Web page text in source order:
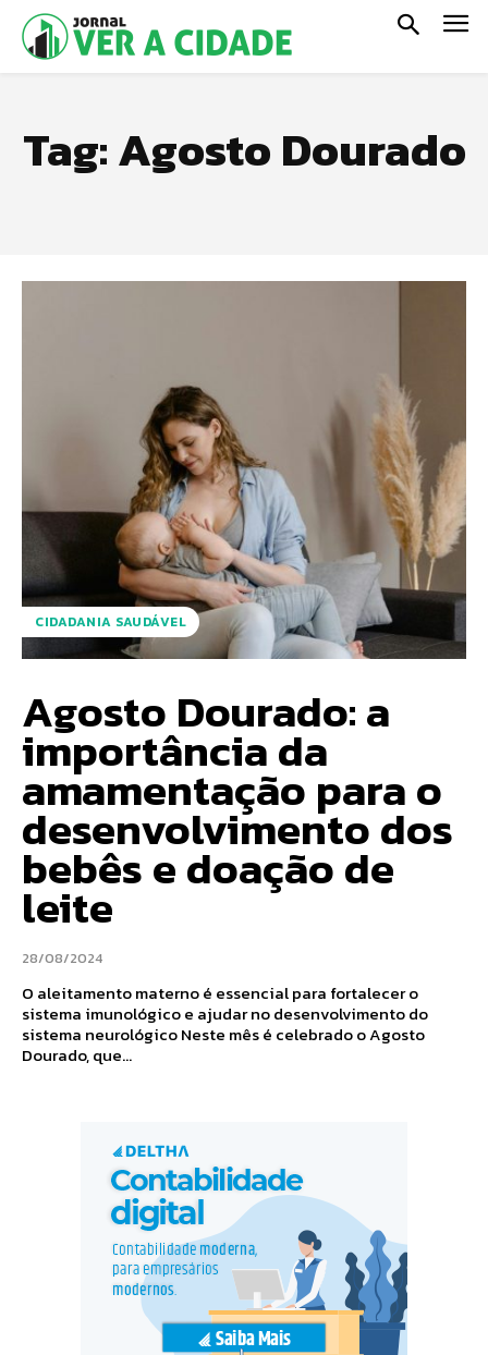
Tag:Agosto Dourado
CIDADANIA SAUDÁVEL
Agosto Dourado: a
importância da
amamentação para o
desenvolvimento dos
bebês e doação de
leite
28/08/2024
O aleitamento materno é essencial para fortalecer o
sistema imunológico e ajudar no desenvolvimento do
sistema neurológico Neste mês é celebrado o Agosto
Dourado, que...